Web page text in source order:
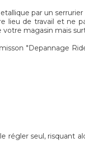
par un serrurier
lieu de travail et ne
magasin mais
"Depannage
régler seul, risquant